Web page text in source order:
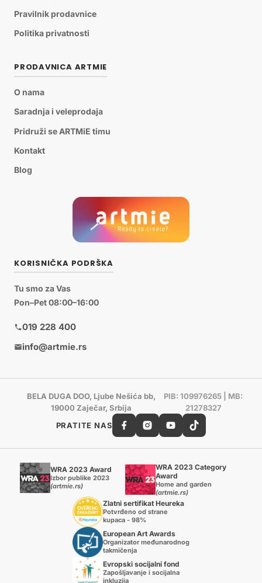
Pravilnik prodavnice
Politika privatnosti
PRODAVNICA ARTMIE
O nama
Saradnja i veleprodaja
Pridruži se ARTMiE timu
Kontakt
Blog
KORISNIČKA PODRŠKA
Tu smo za Vas
Pon–Pet 08:00–16:00
019 228 400
info@artmie.rs
BELA DUGA DOO, Ljube Nešića bb,
19000 Zaječar, Srbija
PIB: 109976265 | MB:
21278327
PRATITE NAS
WRA 2023 Award
Izbor publike 2023
(artmie.rs)
WRA 2023 Category
Award
Home and garden
(artmie.rs)
Zlatni sertifikat Heureka
Potvrđeno od strane
kupaca - 98%
European Art Awards
Organizator međunarodnog
takmičenja
Evropski socijalni fond
Zapošljavanje i socijalna
inkluzija